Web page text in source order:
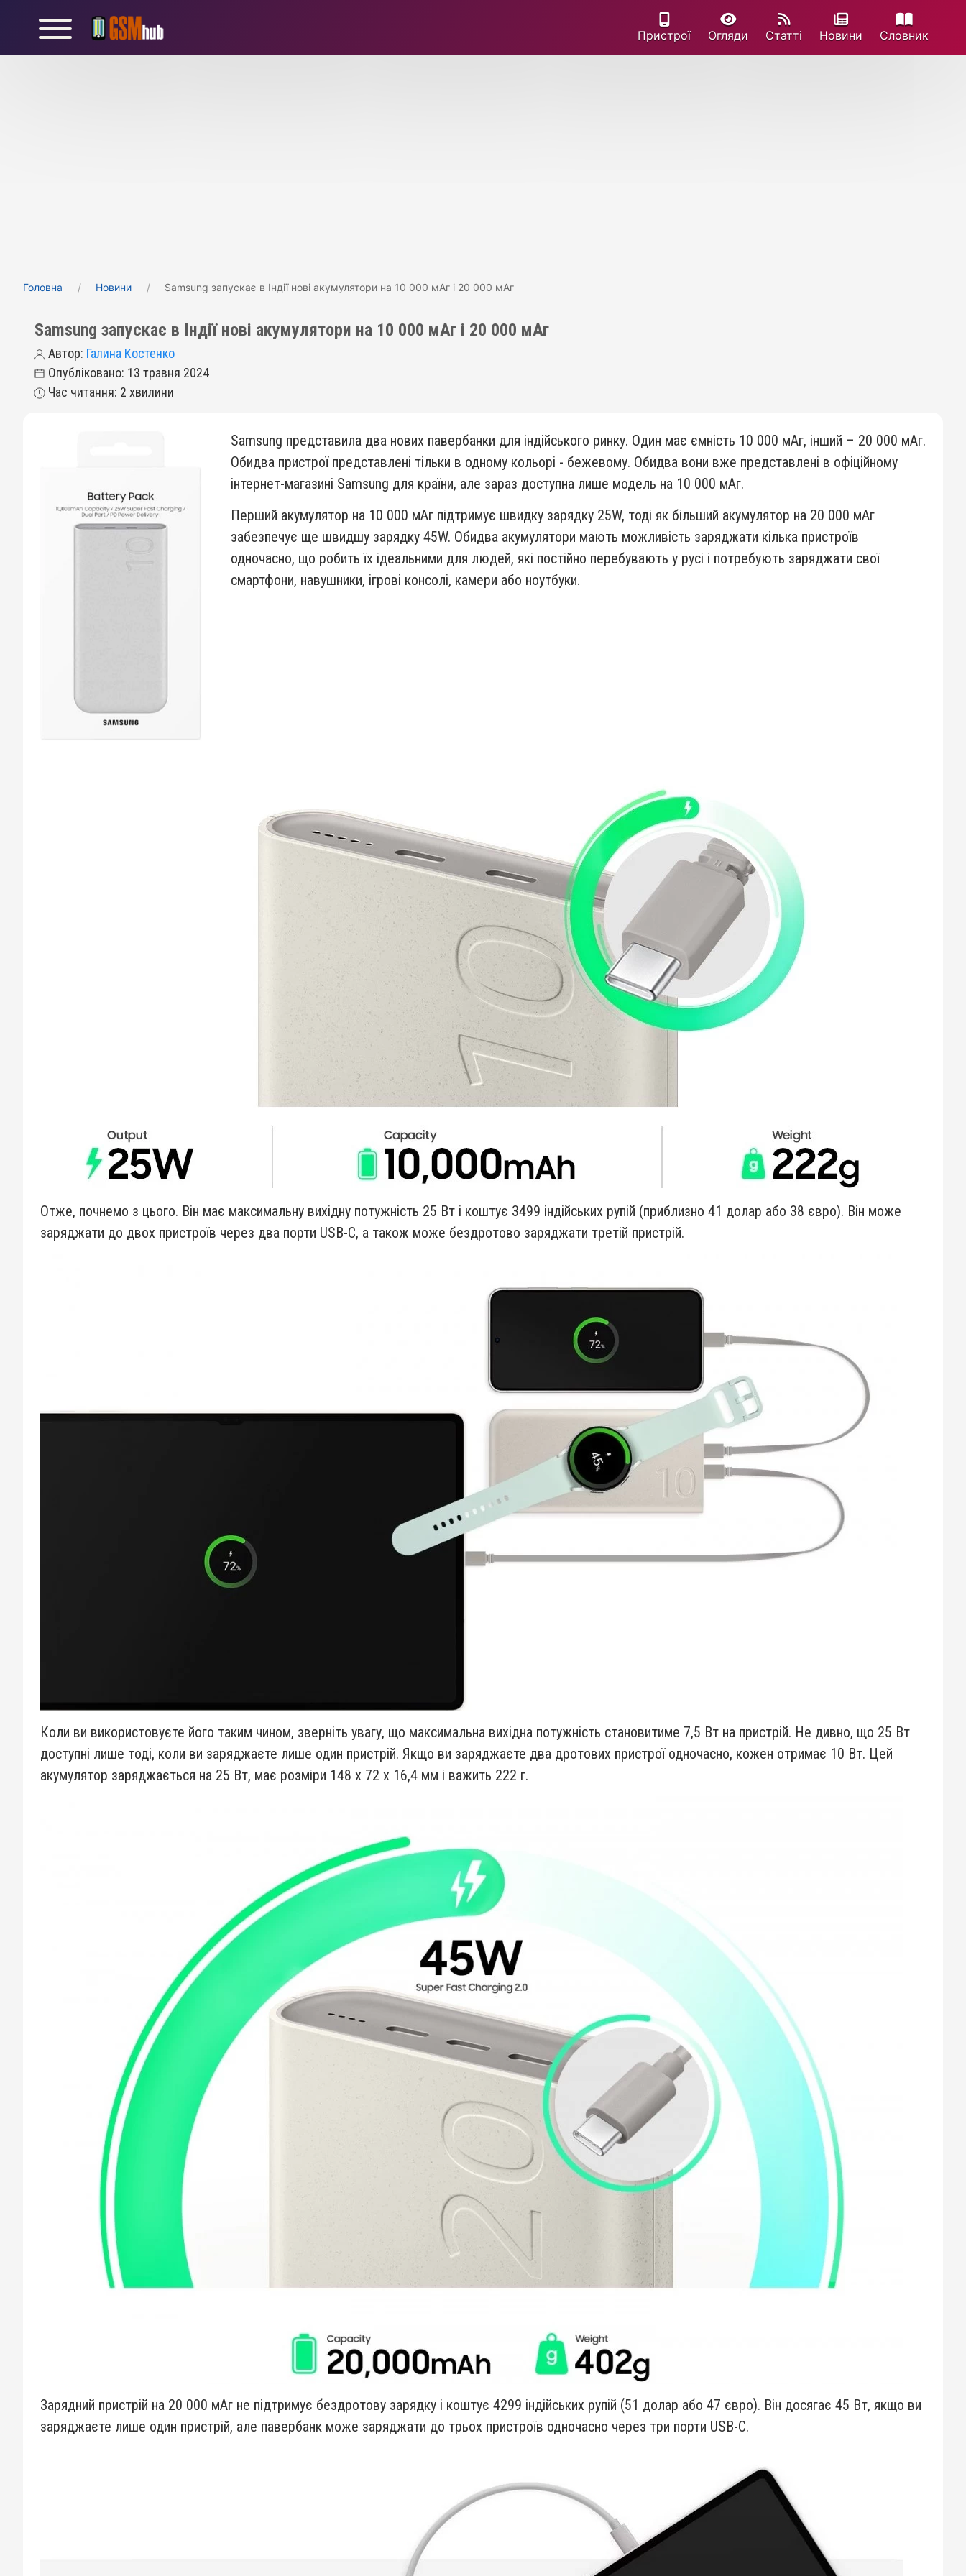
Пристрої Огляди Статті Новини Cловник
Головна Новини Samsung запускає в Індії нові акумулятори на 10 000 мАг і 20 000 мАг
Samsung запускає в Індії нові акумулятори на 10 000 мАг і 20 000 мАг
Автор: Галина Костенко
Опубліковано: 13 травня 2024
Час читання: 2 хвилини
Samsung представила два нових павербанки для індійського ринку. Один має ємність 10 000 мАг, інший – 20 000 мАг.
Обидва пристрої представлені тільки в одному кольорі - бежевому. Обидва вони вже представлені в офіційному
інтернет-магазині Samsung для країни, але зараз доступна лише модель на 10 000 мАг.
Перший акумулятор на 10 000 мАг підтримує швидку зарядку 25W, тоді як більший акумулятор на 20 000 мАг
забезпечує ще швидшу зарядку 45W. Обидва акумулятори мають можливість заряджати кілька пристроїв
одночасно, що робить їх ідеальними для людей, які постійно перебувають у русі і потребують заряджати свої
смартфони, навушники, ігрові консолі, камери або ноутбуки.
Отже, почнемо з цього. Він має максимальну вихідну потужність 25 Вт і коштує 3499 індійських рупій (приблизно 41 долар або 38 євро). Він може
заряджати до двох пристроїв через два порти USB-C, а також може бездротово заряджати третій пристрій.
Коли ви використовуєте його таким чином, зверніть увагу, що максимальна вихідна потужність становитиме 7,5 Вт на пристрій. Не дивно, що 25 Вт
доступні лише тоді, коли ви заряджаєте лише один пристрій. Якщо ви заряджаєте два дротових пристрої одночасно, кожен отримає 10 Вт. Цей
акумулятор заряджається на 25 Вт, має розміри 148 x 72 x 16,4 мм і важить 222 г.
Зарядний пристрій на 20 000 мАг не підтримує бездротову зарядку і коштує 4299 індійських рупій (51 долар або 47 євро). Він досягає 45 Вт, якщо ви
заряджаєте лише один пристрій, але павербанк може заряджати до трьох пристроїв одночасно через три порти USB-C.